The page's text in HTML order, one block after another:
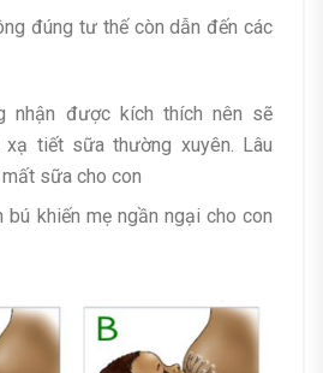
đúng tư thế còn dẫn đến các
nhận được kích thích nên sẽ
xạ tiết sữa thường xuyên. Lâu
sữa cho con
bú khiến mẹ ngần ngại cho con